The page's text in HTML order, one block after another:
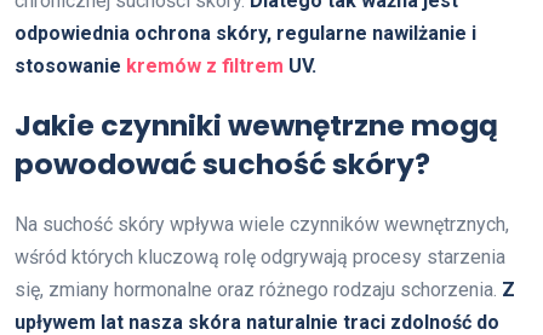
odpowiednia ochrona skóry, regularne nawilżanie i
stosowanie kremów z filtrem UV.
Jakie czynniki wewnętrzne mogą
powodować suchość skóry?
Na suchość skóry wpływa wiele czynników wewnętrznych,
wśród których kluczową rolę odgrywają procesy starzenia
się, zmiany hormonalne oraz różnego rodzaju schorzenia. Z
upływem lat nasza skóra naturalnie traci zdolność do